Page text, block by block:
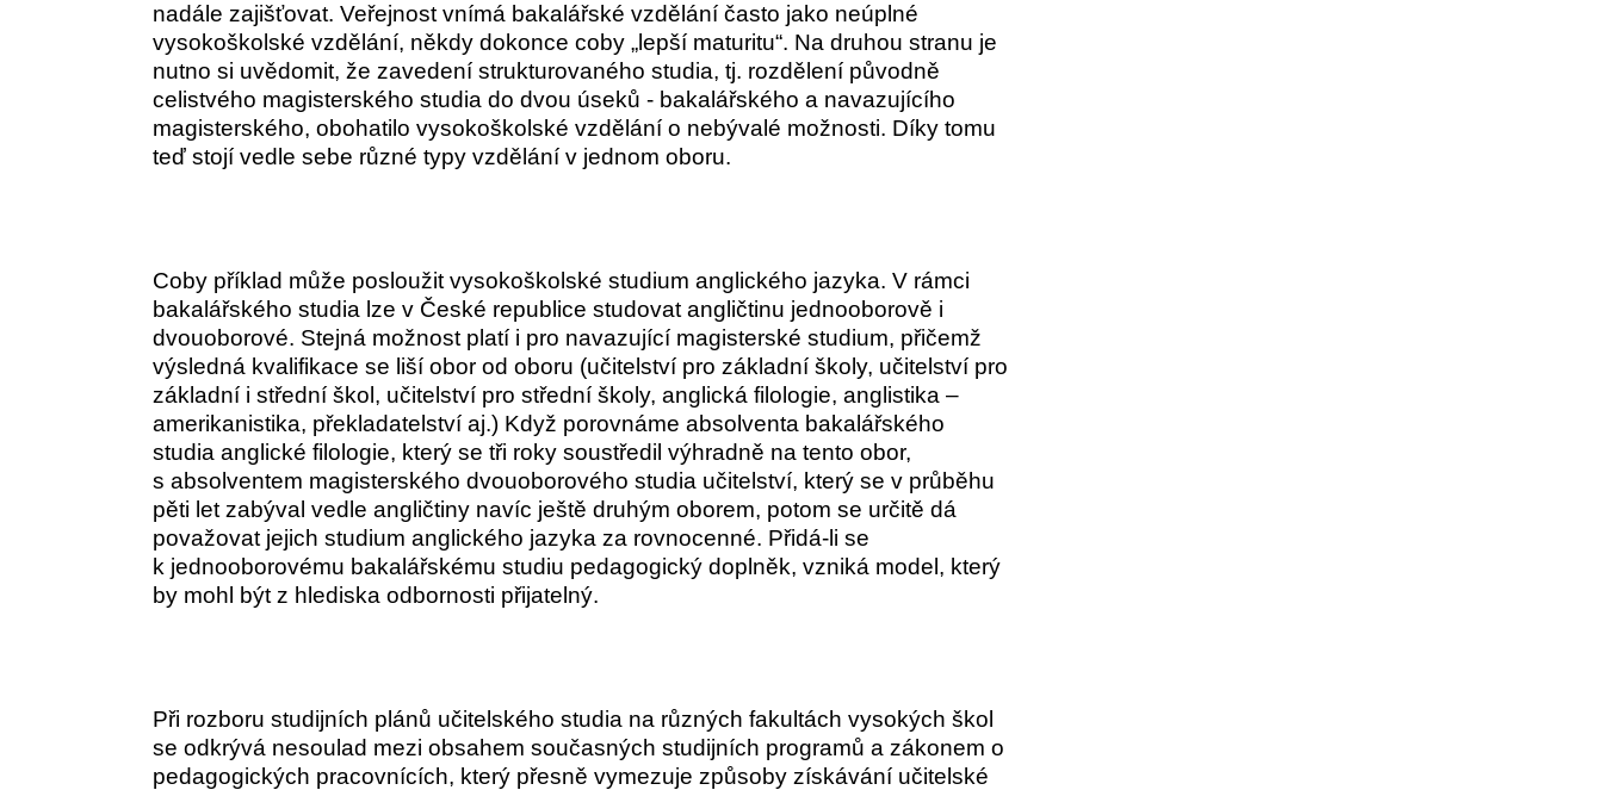
nadále zajišťovat. Veřejnost vnímá bakalářské vzdělání často jako neúplné
vysokoškolské vzdělání, někdy dokonce coby „lepší maturitu“. Na druhou stranu je
nutno si uvědomit, že zavedení strukturovaného studia, tj. rozdělení původně
celistvého magisterského studia do dvou úseků - bakalářského a navazujícího
magisterského, obohatilo vysokoškolské vzdělání o nebývalé možnosti. Díky tomu
teď stojí vedle sebe různé typy vzdělání v jednom oboru.
Coby příklad může posloužit vysokoškolské studium anglického jazyka. V rámci
bakalářského studia lze v České republice studovat angličtinu jednooborově i
dvouoborové. Stejná možnost platí i pro navazující magisterské studium, přičemž
výsledná kvalifikace se liší obor od oboru (učitelství pro základní školy, učitelství pro
základní i střední škol, učitelství pro střední školy, anglická filologie, anglistika –
amerikanistika, překladatelství aj.) Když porovnáme absolventa bakalářského
studia anglické filologie, který se tři roky soustředil výhradně na tento obor,
s absolventem magisterského dvouoborového studia učitelství, který se v průběhu
pěti let zabýval vedle angličtiny navíc ještě druhým oborem, potom se určitě dá
považovat jejich studium anglického jazyka za rovnocenné. Přidá-li se
k jednooborovému bakalářskému studiu pedagogický doplněk, vzniká model, který
by mohl být z hlediska odbornosti přijatelný.
Při rozboru studijních plánů učitelského studia na různých fakultách vysokých škol
se odkrývá nesoulad mezi obsahem současných studijních programů a zákonem o
pedagogických pracovnících, který přesně vymezuje způsoby získávání učitelské